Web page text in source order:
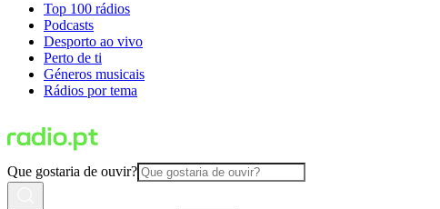
Top 100 rádios
Podcasts
Desporto ao vivo
Perto de ti
Géneros musicais
Rádios por tema
Que gostaria de ouvir?